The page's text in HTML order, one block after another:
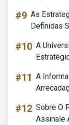
#9 As
Definidas
#10 A
#11 A
#12 Sobre O
Assinale